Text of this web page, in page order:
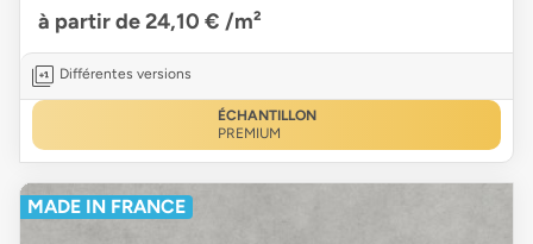
à partir de 24,10 € /m²
Différentes versions
ÉCHANTILLON
PREMIUM
MADE IN FRANCE